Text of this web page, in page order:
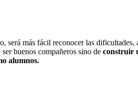
más fácil reconocer las dificultades,
buenos compañeros sino de construir
alumnos.